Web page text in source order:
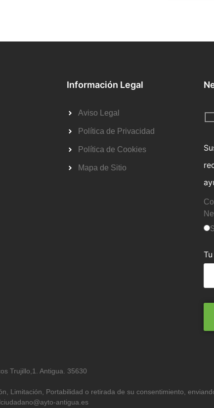
Información Legal
Aviso Legal
Política de Privacidad
Política de Cookies
Mapa de Sitio
Trujillo,1. Antigua. 35630
Limitación, Portabilidad o retirada de su consentimiento,
antigua.es